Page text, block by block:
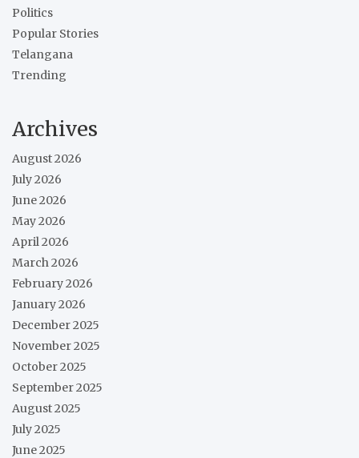
Politics
Popular Stories
Telangana
Trending
Archives
August 2026
July 2026
June 2026
May 2026
April 2026
March 2026
February 2026
January 2026
December 2025
November 2025
October 2025
September 2025
August 2025
July 2025
June 2025